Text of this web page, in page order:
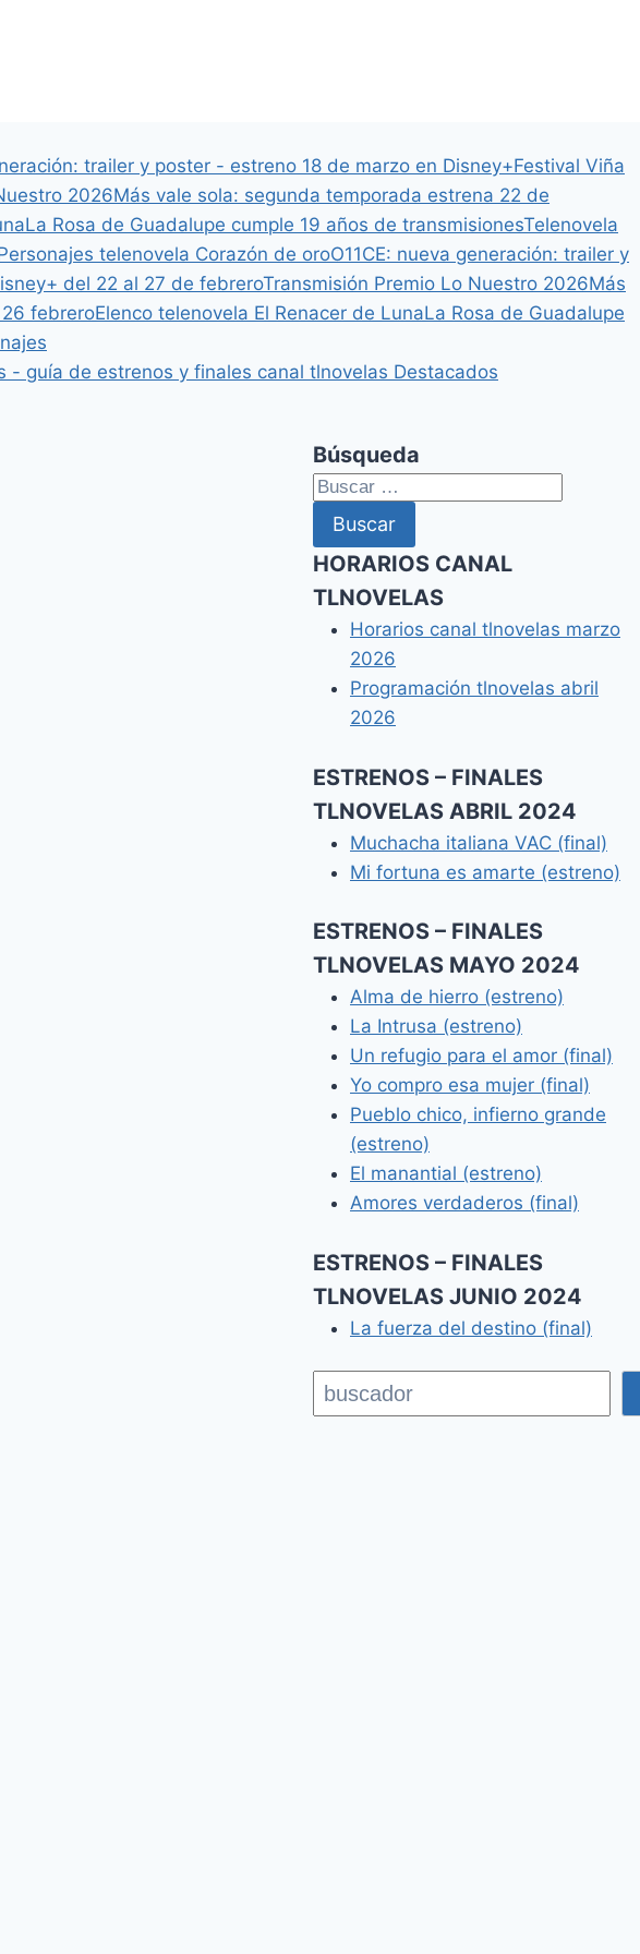
trailer y poster - estreno 18 de marzo en Disney+Festival Viña
2026Más vale sola: segunda temporada estrena 22 de
La Rosa de Guadalupe cumple 19 años de transmisionesTelenovela
telenovela Corazón de oroO11CE: nueva generación: trailer y
del 22 al 27 de febreroTransmisión Premio Lo Nuestro 2026Más
febreroElenco telenovela El Renacer de LunaLa Rosa de Guadalupe
- guía de estrenos y finales canal tlnovelas Destacados
Búsqueda
Buscar:
HORARIOS CANAL
TLNOVELAS
Horarios canal tlnovelas marzo
2026
Programación tlnovelas abril
2026
ESTRENOS – FINALES
TLNOVELAS ABRIL 2024
Muchacha italiana VAC (final)
Mi fortuna es amarte (estreno)
ESTRENOS – FINALES
TLNOVELAS MAYO 2024
Alma de hierro (estreno)
La Intrusa (estreno)
Un refugio para el amor (final)
Yo compro esa mujer (final)
Pueblo chico, infierno grande
(estreno)
El manantial (estreno)
Amores verdaderos (final)
ESTRENOS – FINALES
TLNOVELAS JUNIO 2024
La fuerza del destino (final)
Buscar